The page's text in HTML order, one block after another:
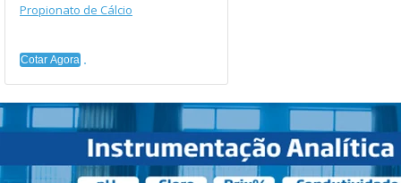
Propionato de Cálcio
Cotar Agora